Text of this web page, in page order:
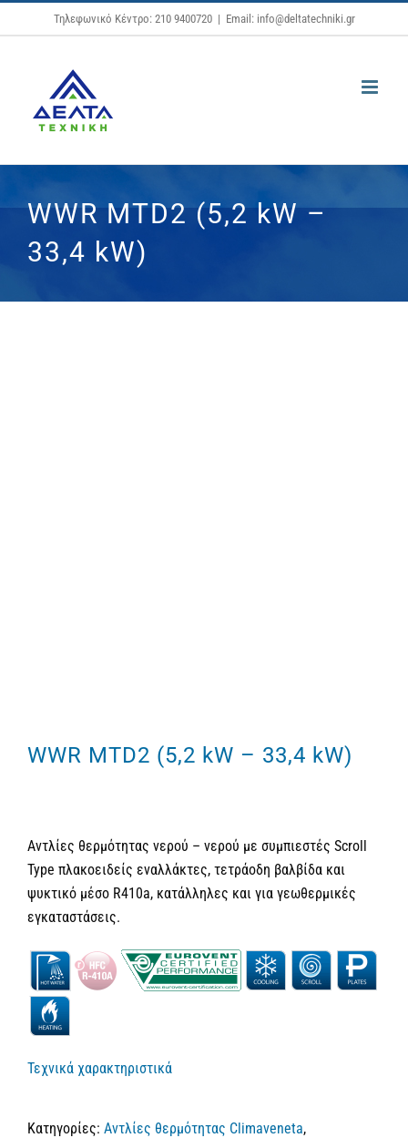
Μετάβαση
στο
Τηλεφωνικό Κέντρο: 210 9400720 | Email: info@deltatechniki.gr
WWR MTD2 (5,2 kW –
33,4 kW)
WWR MTD2 (5,2 kW – 33,4 kW)
Αντλίες θερμότητας νερού – νερού με συμπιεστές Scroll
Type πλακοειδείς εναλλάκτες, τετράοδη βαλβίδα και
ψυκτικό μέσο R410a, κατάλληλες και για γεωθερμικές
εγκαταστάσεις.
Τεχνικά χαρακτηριστικά
Κατηγορίες: Αντλίες θερμότητας Climaveneta,